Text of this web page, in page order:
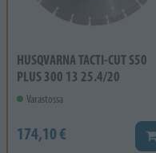
HUSQVARNA TACTI-CUT S50
PLUS 300 13 25.4/20
Varastossa
174,10 €